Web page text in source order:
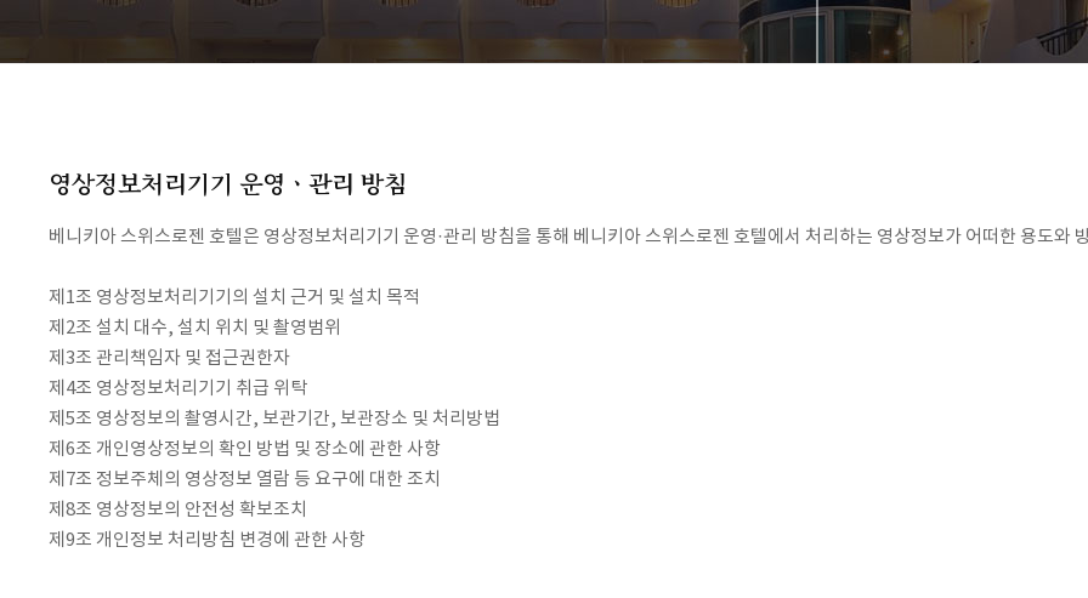
영상정보처리기기 운영ㆍ관리 방침
베니키아 스위스로젠 호텔은 영상정보처리기기 운영·관리 방침을 통해 베니키아 스위스로젠 호텔에서 처리하는 영상정보가 어떠한 용도와
제1조 영상정보처리기기의 설치 근거 및 설치 목적
제2조 설치 대수, 설치 위치 및 촬영범위
제3조 관리책임자 및 접근권한자
제4조 영상정보처리기기 취급 위탁
제5조 영상정보의 촬영시간, 보관기간, 보관장소 및 처리방법
제6조 개인영상정보의 확인 방법 및 장소에 관한 사항
제7조 정보주체의 영상정보 열람 등 요구에 대한 조치
제8조 영상정보의 안전성 확보조치
제9조 개인정보 처리방침 변경에 관한 사항